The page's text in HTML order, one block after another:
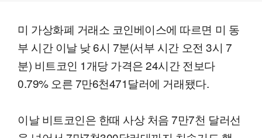
미 가상화폐 거래소 코인베이스에 따르면 미 동
부 시간 이날 낮 6시 7분(서부 시간 오전 3시 7
분) 비트코인 1개당 가격은 24시간 전보다
0.79% 오른 7만6천471달러에 거래됐다.
이날 비트코인은 한때 사상 처음 7만7천 달러선